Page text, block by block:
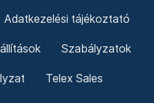
Adatkezelési tájékoztató
Szabályzatok
Telex Sales